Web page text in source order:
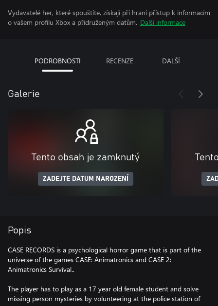
Vydavatelé her, které spouštíte, získají při hraní přístup k informacím
o vašem profilu Xbox a přidruženým datům. Další informace
PODROBNOSTI RECENZE DALŠÍ
Galerie
Tento obsah je zamknutý
ZADEJTE DATUM NAROZENÍ
Popis
CASE RECORDS is a psychological horror game that is part of the
universe of the games CASE: Animatronics and CASE 2:
Animatronics Survival..
The player has to play as a 17 year old female student and solve
missing person mysteries by volunteering at the police station of